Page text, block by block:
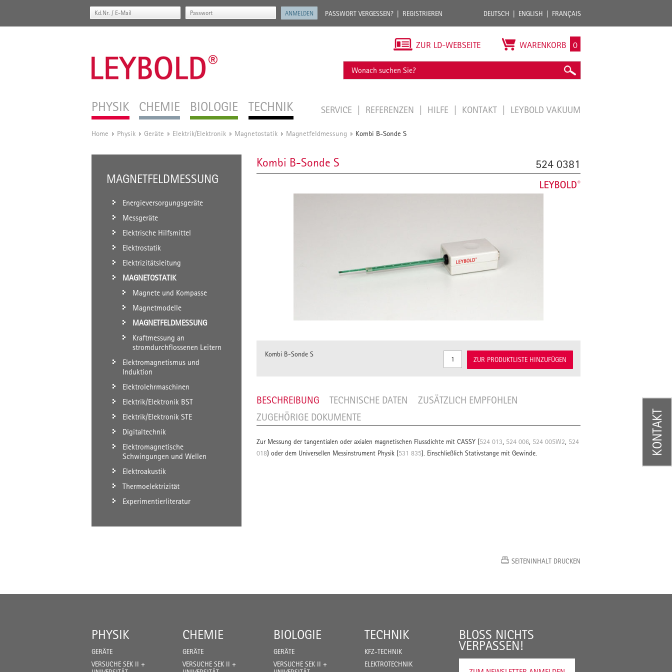
PASSWORT VERGESSEN? REGISTRIEREN DEUTSCH ENGLISH FRANÇAIS
PHYSIK CHEMIE BIOLOGIE TECHNIK
ZUR LD-WEBSEITE WARENKORB 0
SERVICE REFERENZEN HILFE KONTAKT LEYBOLD VAKUUM
Home / Physik / Geräte / Elektrik/Elektronik / Magnetostatik / Magnetfeldmessung / Kombi B-Sonde S
MAGNETFELDMESSUNG
Energieversorgungsgeräte
Messgeräte
Elektrische Hilfsmittel
Elektrostatik
Elektrizitätsleitung
MAGNETOSTATIK
Magnete und Kompasse
Magnetmodelle
MAGNETFELDMESSUNG
Kraftmessung an
stromdurchflossenen Leitern
Elektromagnetismus und
Induktion
Elektrolehrmaschinen
Elektrik/Elektronik BST
Elektrik/Elektronik STE
Digitaltechnik
Elektromagnetische
Schwingungen und Wellen
Elektroakustik
Thermoelektrizität
Experimentierliteratur
Kombi B-Sonde S 524 0381
Kombi B-Sonde S
ZUR PRODUKTLISTE HINZUFÜGEN
BESCHREIBUNG TECHNISCHE DATEN
ZUSÄTZLICH EMPFOHLEN
ZUGEHÖRIGE DOKUMENTE
Zur Messung der tangentialen oder axialen magnetischen Flussdichte mit CASSY (524 013 524 006 524 005W2 524
018) oder dem Universellen Messinstrument Physik (531 835). Einschließlich Stativstange mit Gewinde.
SEITENINHALT DRUCKEN
PHYSIK
GERÄTE
VERSUCHE SEK II +
CHEMIE
GERÄTE
VERSUCHE SEK II +
BIOLOGIE
GERÄTE
VERSUCHE SEK II +
TECHNIK
KFZ-TECHNIK
ELEKTROTECHNIK
BLOSS NICHTS V
ERPASSEN!
KONTAKT